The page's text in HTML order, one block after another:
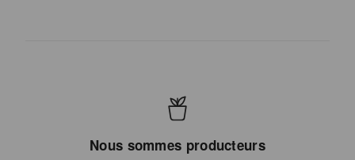
Nous sommes producteurs